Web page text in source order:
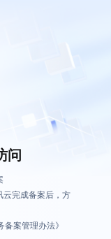
问
云完成备案后，方
案管理办法》